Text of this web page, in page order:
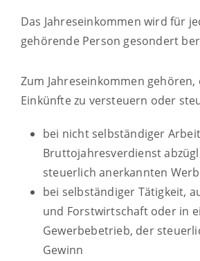
Das Jahreseinkommen wird für
gehörende Person gesondert
Zum Jahreseinkommen gehören,
Einkünfte zu versteuern oder
bei nicht selbständiger
Bruttojahresverdienst
steuerlich anerkannten
bei selbständiger Tätigkeit,
und Forstwirtschaft oder in
Gewerbebetrieb, der
Gewinn